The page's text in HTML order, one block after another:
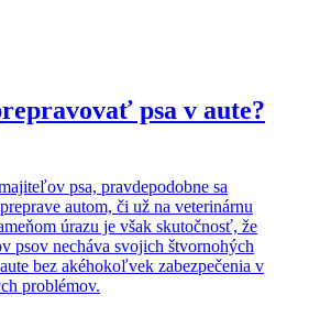
psa v aute?
psa, pravdepodobne sa
autom, či už na veterinárnu
úrazu je však skutočnosť, že
psov necháva svojich štvornohých
bez akéhokoľvek zabezpečenia v
problémov.